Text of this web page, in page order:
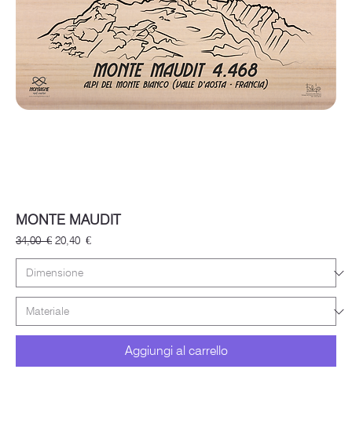
MONTE MAUDIT
Prezzo regolare
34,00 € Prezzo scontato
20,40 €
Aggiungi al carrello